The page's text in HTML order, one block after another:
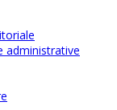
administrative